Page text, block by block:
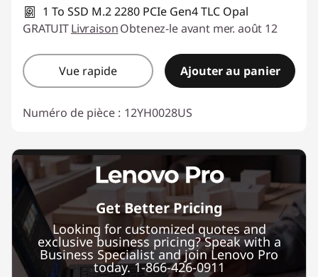
1 To SSD M.2 2280 PCIe Gen4 TLC Opal
GRATUITLivraisonObtenez-le avant mer. août 12
Vue rapide Ajouter au panier
Numéro de pièce : 12YH0028US
Get Better Pricing
Looking for customized quotes and
exclusive business pricing? Speak with a
Business Specialist and join Lenovo Pro
today. 1-866-426-0911